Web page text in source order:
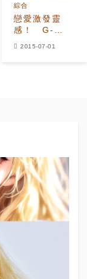
戀愛激發靈
感！ G-
綜合
2015-07-01